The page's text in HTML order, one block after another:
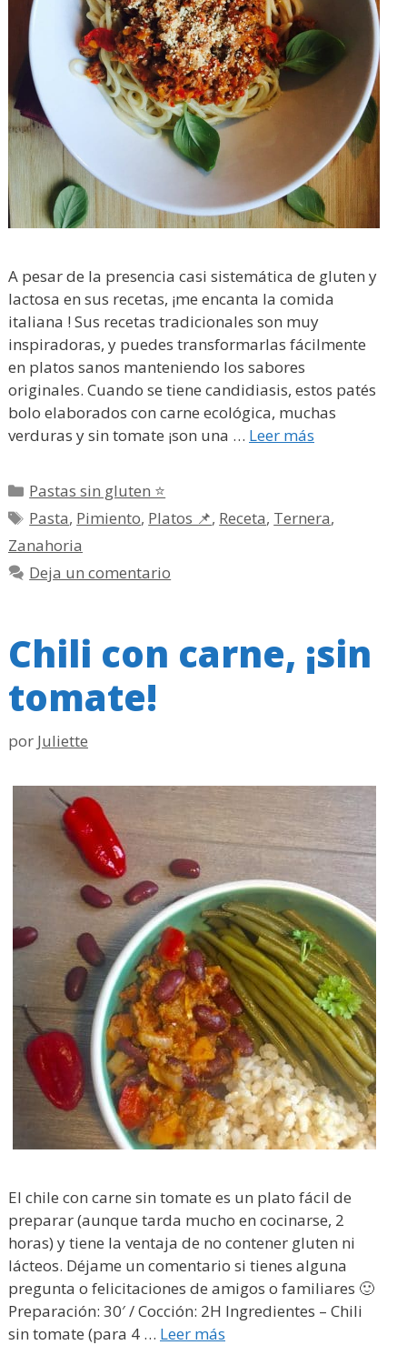
A pesar de la presencia casi sistemática de gluten y
lactosa en sus recetas, ¡me encanta la comida
italiana ! Sus recetas tradicionales son muy
inspiradoras, y puedes transformarlas fácilmente
en platos sanos manteniendo los sabores
originales. Cuando se tiene candidiasis, estos patés
bolo elaborados con carne ecológica, muchas
verduras y sin tomate ¡son una … Leer más
Categorías
Pastas sin gluten ⭐
Etiquetas
Pasta, Pimiento, Platos 📌, Receta, Ternera,
Zanahoria
Deja un comentario
Chili con carne, ¡sin
tomate!
por Juliette
El chile con carne sin tomate es un plato fácil de
preparar (aunque tarda mucho en cocinarse, 2
horas) y tiene la ventaja de no contener gluten ni
lácteos. Déjame un comentario si tienes alguna
pregunta o felicitaciones de amigos o familiares 🙂
Preparación: 30′ / Cocción: 2H Ingredientes – Chili
sin tomate (para 4 … Leer más